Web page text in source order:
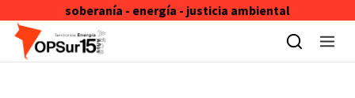
soberanía - energía - justicia ambiental
Skip to content